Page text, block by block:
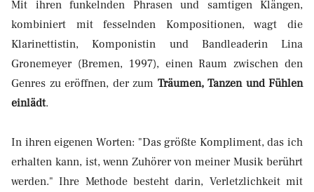
Mit ihren funkelnden Phrasen und samtigen Klängen,
kombiniert mit fesselnden Kompositionen, wagt die
Klarinettistin, Komponistin und Bandleaderin Lina
Gronemeyer (Bremen, 1997), einen Raum zwischen den
Genres zu eröffnen, der zum Träumen, Tanzen und Fühlen
einlädt.
In ihren eigenen Worten: "Das größte Kompliment, das ich
erhalten kann, ist, wenn Zuhörer von meiner Musik berührt
werden." Ihre Methode besteht darin, Verletzlichkeit mit